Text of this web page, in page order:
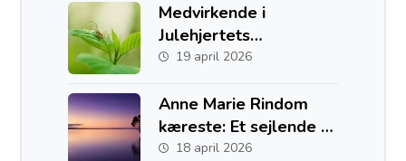
Medvirkende i
Julehjertets
Hemmelighed
19 april 2026
Anne Marie Rindom
kæreste: Et sejlende liv
med to hjem i Danmark
18 april 2026